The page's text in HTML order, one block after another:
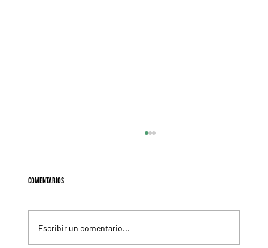
Comentarios
Escribir un comentario...